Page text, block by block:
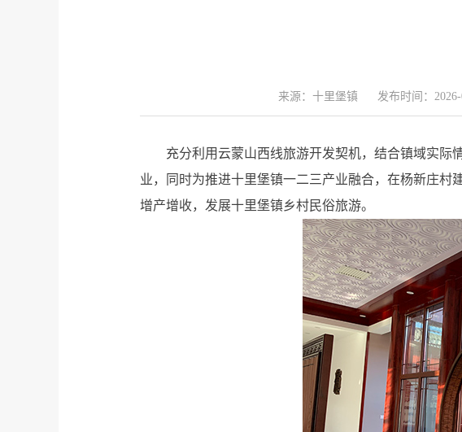
来源：十里堡镇 发布时间：
充分利用云蒙山西线旅游开发契机，结合镇域实际
业，同时为推进十里堡镇一二三产业融合，在杨新庄
增产增收，发展十里堡镇乡村民俗旅游。